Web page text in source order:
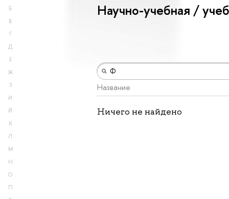
Б
В
Г
Д
Е
Ж
З
И
Й
К
Л
М
Н
О
П
Научно-учебная /
Название
Ничего не найдено